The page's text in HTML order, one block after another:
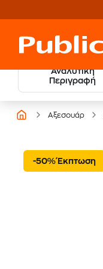
Αναλυτική
Περιγραφή
Αξεσουάρ
-50% Έκπτωση